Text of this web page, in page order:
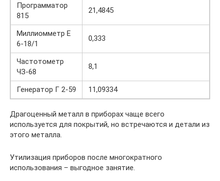
Программатор
815
21,4845
Миллиомметр Е
6-18/1
0,333
Частотометр
ЧЗ-68
8,1
Генератор Г 2-59 11,09334
Драгоценный металл в приборах чаще всего
используется для покрытий, но встречаются и детали из
этого металла.
Утилизация приборов после многократного
использования – выгодное занятие.